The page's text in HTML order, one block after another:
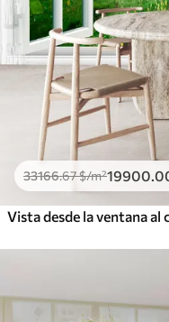
33166.67$/m²19900
Vista desde la ventana al